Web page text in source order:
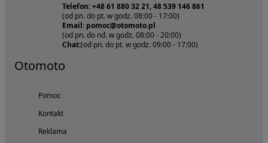
Telefon: +48 61 880 32 21, 48 539 146 861
(od pn. do pt. w godz. 08:00 - 17:00)
Email: pomoc@otomoto.pl
(od pn. do nd. w godz. 08:00 - 20:00)
Chat:(od pn. do pt. w godz. 09:00 - 17:00)
Otomoto
Pomoc
Kontakt
Reklama